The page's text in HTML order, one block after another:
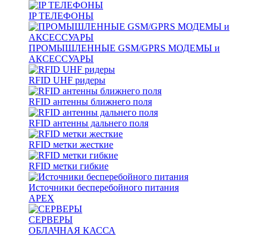
IP ТЕЛЕФОНЫ
ПРОМЫШЛЕННЫЕ GSM/GPRS МОДЕМЫ и
АКСЕССУАРЫ
RFID UHF ридеры
RFID антенны ближнего поля
RFID антенны дальнего поля
RFID метки жесткие
RFID метки гибкие
Источники бесперебойного питания
APEX
СЕРВЕРЫ
ОБЛАЧНАЯ КАССА